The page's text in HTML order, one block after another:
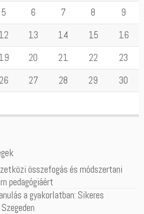
5 6 7 8
9
12 13 14 15
16
19 20 21 22
23
26 27 28 29
30
összefogás és módszertani
pedagógiáért
a gyakorlatban: Sikeres